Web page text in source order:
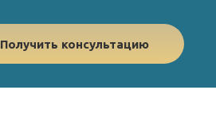
Получить консультацию